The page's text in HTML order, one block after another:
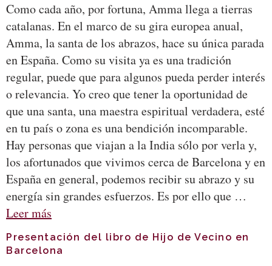
Como cada año, por fortuna, Amma llega a tierras
catalanas. En el marco de su gira europea anual,
Amma, la santa de los abrazos, hace su única parada
en España. Como su visita ya es una tradición
regular, puede que para algunos pueda perder interés
o relevancia. Yo creo que tener la oportunidad de
que una santa, una maestra espiritual verdadera, esté
en tu país o zona es una bendición incomparable.
Hay personas que viajan a la India sólo por verla y,
los afortunados que vivimos cerca de Barcelona y en
España en general, podemos recibir su abrazo y su
energía sin grandes esfuerzos. Es por ello que …
Leer más
Presentación del libro de Hijo de Vecino en
Barcelona